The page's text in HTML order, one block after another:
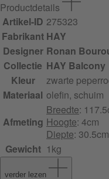
Productdetails
Artikel-ID 275323
Fabrikant HAY
Designer Ronan
Collectie HAY Balcony
Kleur
zwarte peper
Materiaal olefin, schuim
Afmeting
Breedte:
Hoogte: 4cm
Diepte: 30.5cm
Gewicht 1kg
verder lezen